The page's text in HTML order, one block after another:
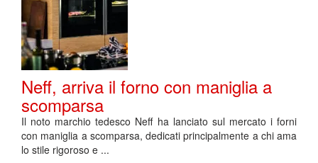
Neff, arriva il forno con maniglia a
scomparsa
Il noto marchio tedesco Neff ha lanciato sul mercato i forni
con maniglia a scomparsa, dedicati principalmente a chi ama
lo stile rigoroso e ...